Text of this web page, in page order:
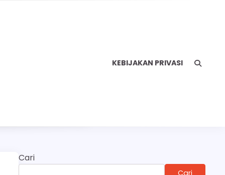
KEBIJAKAN PRIVASI
Cari
Cari